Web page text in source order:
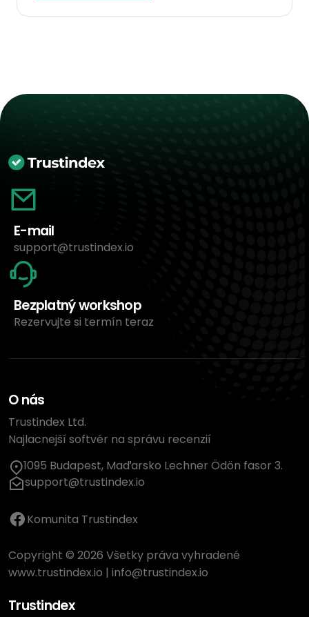
E-mail
support@trustindex.io
Bezplatný workshop
Rezervujte si termín teraz
O nás
Trustindex Ltd.
Najlacnejší softvér na správu recenzií
1095 Budapest, Maďarsko Lechner Ödön fasor 3.
support@trustindex.io
Komunita Trustindex
Copyright © 2026 Všetky práva vyhradené
www.trustindex.io | info@trustindex.io
Trustindex